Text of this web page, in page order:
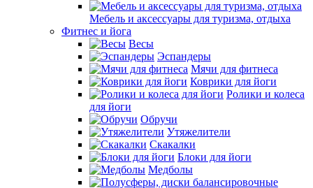
Мебель и аксессуары для туризма, отдыха
Фитнес и йога
Весы
Эспандеры
Мячи для фитнеса
Коврики для йоги
Ролики и колеса
для йоги
Обручи
Утяжелители
Скакалки
Блоки для йоги
Медболы